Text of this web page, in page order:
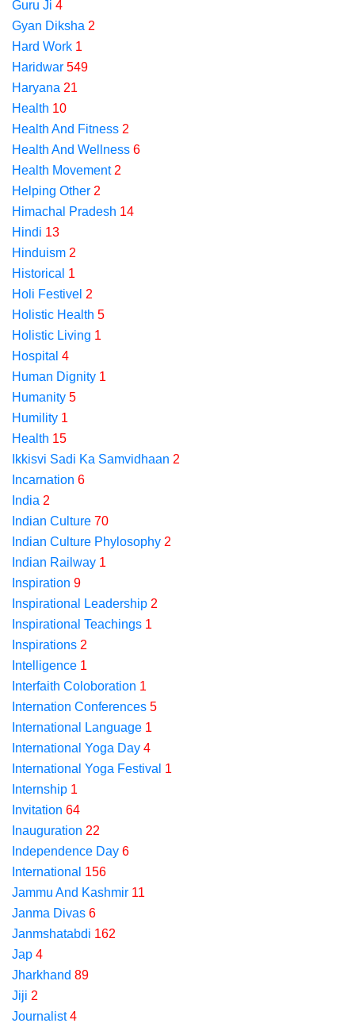
Guru Ji 4
Gyan Diksha 2
Hard Work 1
Haridwar 549
Haryana 21
Health 10
Health And Fitness 2
Health And Wellness 6
Health Movement 2
Helping Other 2
Himachal Pradesh 14
Hindi 13
Hinduism 2
Historical 1
Holi Festivel 2
Holistic Health 5
Holistic Living 1
Hospital 4
Human Dignity 1
Humanity 5
Humility 1
Health 15
Ikkisvi Sadi Ka Samvidhaan 2
Incarnation 6
India 2
Indian Culture 70
Indian Culture Phylosophy 2
Indian Railway 1
Inspiration 9
Inspirational Leadership 2
Inspirational Teachings 1
Inspirations 2
Intelligence 1
Interfaith Coloboration 1
Internation Conferences 5
International Language 1
International Yoga Day 4
International Yoga Festival 1
Internship 1
Invitation 64
Inauguration 22
Independence Day 6
International 156
Jammu And Kashmir 11
Janma Divas 6
Janmshatabdi 162
Jap 4
Jharkhand 89
Jiji 2
Journalist 4